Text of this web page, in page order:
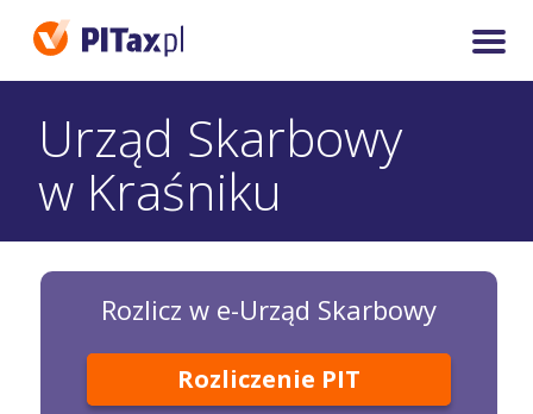
Urząd Skarbowy
w Kraśniku
Rozlicz w e-Urząd Skarbowy
Rozliczenie PIT